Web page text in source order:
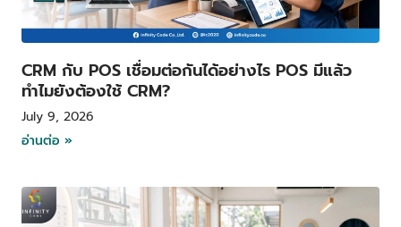
CRM กับ POS เชื่อมต่อกันได้อย่างไร POS มีแล้ว
ทำไมยังต้องใช้ CRM?
July 9, 2026
อ่านต่อ »